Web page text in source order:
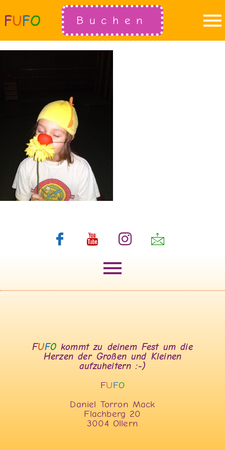
Buchen
FUFOkommt zu deinem Fest um die
Herzen der Großen und Kleinen
aufzuheitern :-)
FUFO
Daniel Torron Mack
Flachberg 20
3004 Ollern